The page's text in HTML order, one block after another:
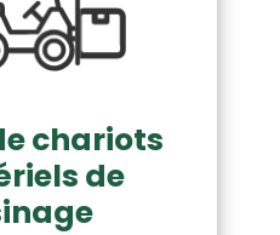
chariots
de